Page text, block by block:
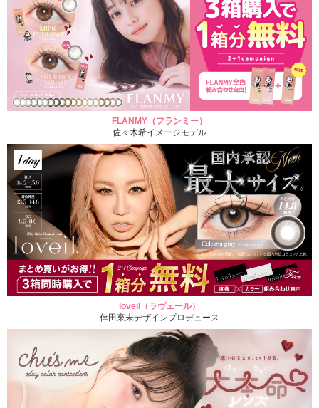
FLANMY（フランミー）
佐々木希イメージモデル
loveil（ラヴェール）
倖田來未デザインプロデュース